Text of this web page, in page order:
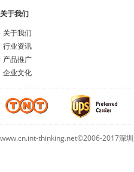
关于我们
关于我们
行业资讯
产品推广
企业文化
www.cn.int-thinking.net©2006-2017深